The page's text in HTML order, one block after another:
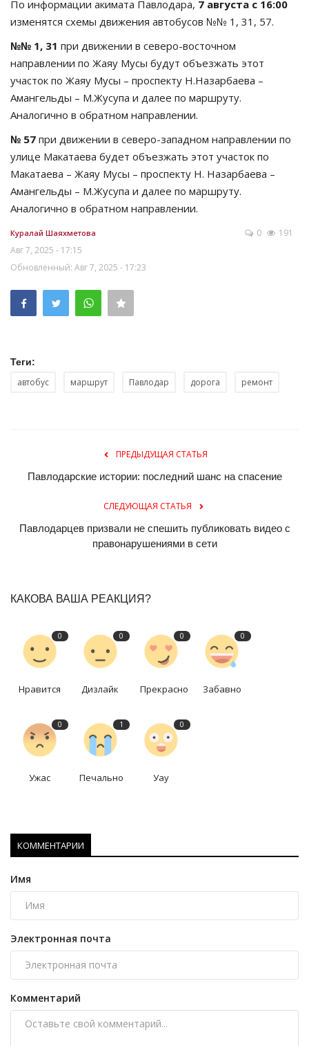
Язык
По информации акимата Павлодара, 7 августа с 16:00
изменятся схемы движения автобусов №№ 1, 31, 57.
№№ 1, 31 при движении в северо-восточном
направлении по Жаяу Мусы будут объезжать этот
участок по Жаяу Мусы – проспекту Н.Назарбаева –
Амангельды – М.Жусупа и далее по маршруту.
Аналогично в обратном направлении.
№ 57 при движении в северо-западном направлении по
улице Макатаева будет объезжать этот участок по
Макатаева – Жаяу Мусы – проспекту Н. Назарбаева –
Амангельды – М.Жусупа и далее по маршруту.
Аналогично в обратном направлении.
Куралай Шаяхметова
Авг 7, 2025 - 17:15
Обновленный: Авг 7, 2025 - 17:23
0 191
Теги:
автобус маршрут Павлодар дорога ремонт
ПРЕДЫДУЩАЯ СТАТЬЯ
Павлодарские истории: последний шанс на спасение
СЛЕДУЮЩАЯ СТАТЬЯ
Павлодарцев призвали не спешить публиковать видео с
правонарушениями в сети
КАКОВА ВАША РЕАКЦИЯ?
0
Нравится
0
Дизлайк
0
Прекрасно
0
Забавно
0
Ужас
1
Печально
0
Уау
КОММЕНТАРИИ
Имя
Электронная почта
Комментарий